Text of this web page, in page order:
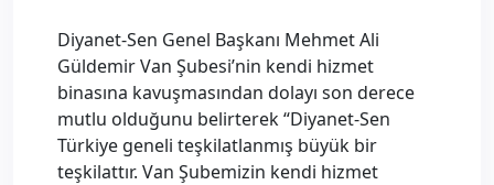
Diyanet-Sen Genel Başkanı Mehmet Ali
Güldemir Van Şubesi’nin kendi hizmet
binasına kavuşmasından dolayı son derece
mutlu olduğunu belirterek “Diyanet-Sen
Türkiye geneli teşkilatlanmış büyük bir
teşkilattır. Van Şubemizin kendi hizmet